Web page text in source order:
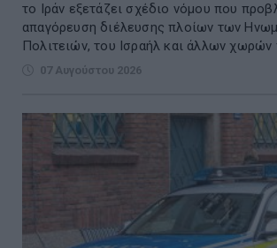
το Ιράν εξετάζει σχέδιο νόμου που
απαγόρευση διέλευσης πλοίων των
Πολιτειών, του Ισραήλ και άλλων χωρών
07 Αυγούστου 2026